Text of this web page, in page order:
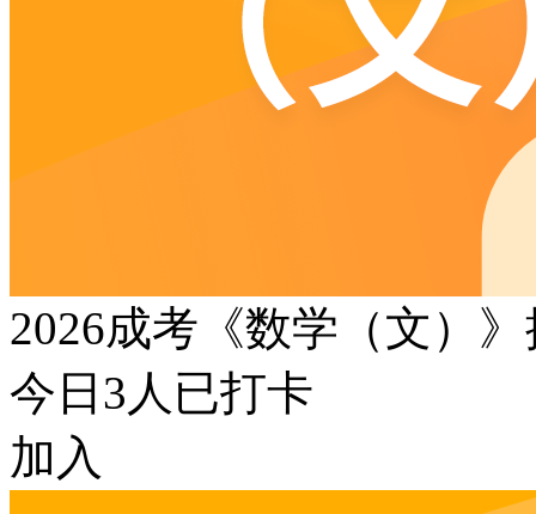
2026成考《数学（文）
今日 3 人已打卡
加入